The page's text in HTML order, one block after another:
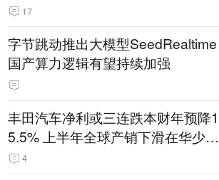
17
字节跳动推出大模型SeedRealtime
国产算力逻辑有望持续加强
丰田汽车净利或三连跌本财年预降1
5.5% 上半年全球产销下滑在华少卖
14.3万辆
4